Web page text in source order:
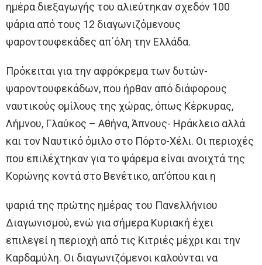
ημέρα διεξαγωγής του αλιεύτηκαν σχεδόν 100
ψάρια από τους 12 διαγωνιζόμενους
ψαροντουφεκάδες απ΄όλη την Ελλάδα.
Πρόκειται για την αφρόκρεμα των δυτών-
ψαροντουφεκάδων, που ήρθαν από διάφορους
ναυτικούς ομίλους της χώρας, όπως Κέρκυρας,
Λήμνου, Γλαύκος – Αθήνα, Άπνους- Ηράκλειο αλλά
και τον Ναυτικό όμιλο στο Πόρτο-Χέλι. Οι περιοχές
που επιλέχτηκαν για το ψάρεμα είναι ανοιχτά της
Κορώνης κοντά στο Βενέτικο, απ’όπου και η
ψαριά της πρώτης ημέρας του Πανελλήνιου
Διαγωνισμού, ενώ για σήμερα Κυριακή έχει
επιλεγεί η περιοχή από τις Κιτριές μέχρι και την
Καρδαμύλη. Οι διαγωνιζόμενοι καλούνται να